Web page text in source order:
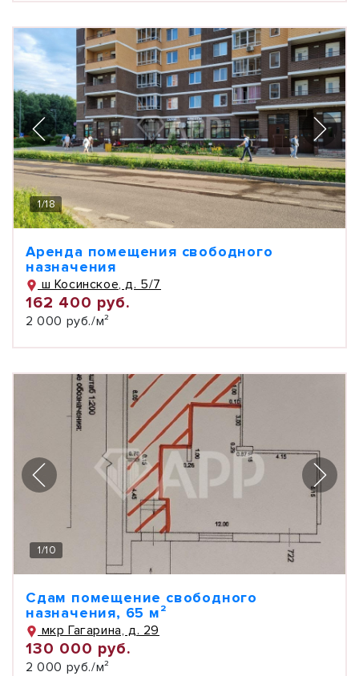
1/18
Аренда помещения свободного
назначения
ш Косинское, д. 5/7
162 400 руб.
2 000 руб./м²
1/10
Сдам помещение свободного
назначения, 65 м²
мкр Гагарина, д. 29
130 000 руб.
2 000 руб./м²